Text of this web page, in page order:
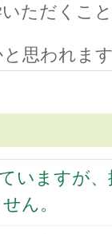
ただくこ
思われま
いますが
ん。